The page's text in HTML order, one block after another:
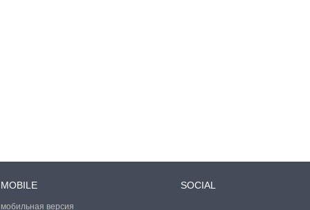
MOBILE
мобильная версия
SOCIAL